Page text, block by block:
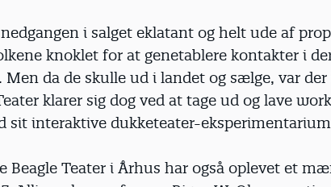
i salget eklatant og helt ude af
knoklet for at genetablere kontakter i
da de skulle ud i landet og sælge, var
klarer sig dog ved at tage ud og lave
sit interaktive dukketeater-
Beagle Teater i Århus har også oplevet et